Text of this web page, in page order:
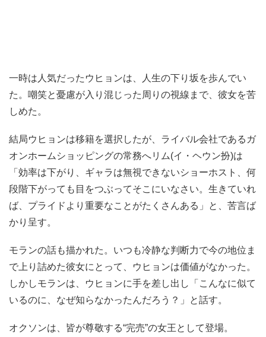
一時は人気だったウヒョンは、人生の下り坂を歩んでい
た。嘲笑と憂慮が入り混じった周りの視線まで、彼女を苦
しめた。
結局ウヒョンは移籍を選択したが、ライバル会社であるガ
オンホームショッピングの常務へリム(イ・ヘウン扮)は
「効率は下がり、ギャラは無視できないショーホスト、何
段階下がっても目をつぶってそこにいなさい。生きていれ
ば、プライドより重要なことがたくさんある」と、苦言ば
かり呈す。
モランの話も描かれた。いつも冷静な判断力で今の地位ま
で上り詰めた彼女にとって、ウヒョンは価値がなかった。
しかしモランは、ウヒョンに手を差し出し「こんなに似て
いるのに、なぜ知らなかったんだろう？」と話す。
オクソンは、皆が尊敬する“完売”の女王として登場。